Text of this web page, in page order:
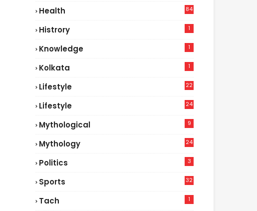
Health
84
Histrory 1
Knowledge 1
Kolkata 1
Lifestyle
22
Lifestyle
24
Mythological 9
Mythology 24
Politics 3
Sports 32
Tach 1